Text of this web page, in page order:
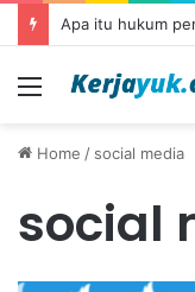
Apa itu hukum
Menu
Home / social media
social